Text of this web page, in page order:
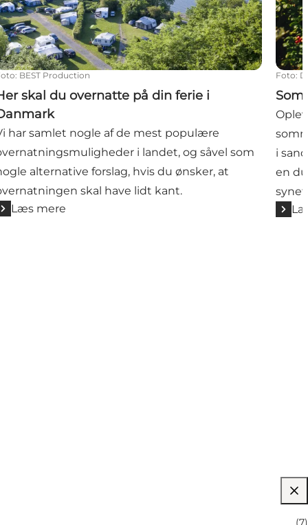
: BEST Production
skal du overnatte på din ferie i
har samlet nogle af de mest populære
i landet, og såvel som
alternative forslag, hvis du ønsker, at
skal have lidt kant.
Læs mere
Foto:
i
en
(7)